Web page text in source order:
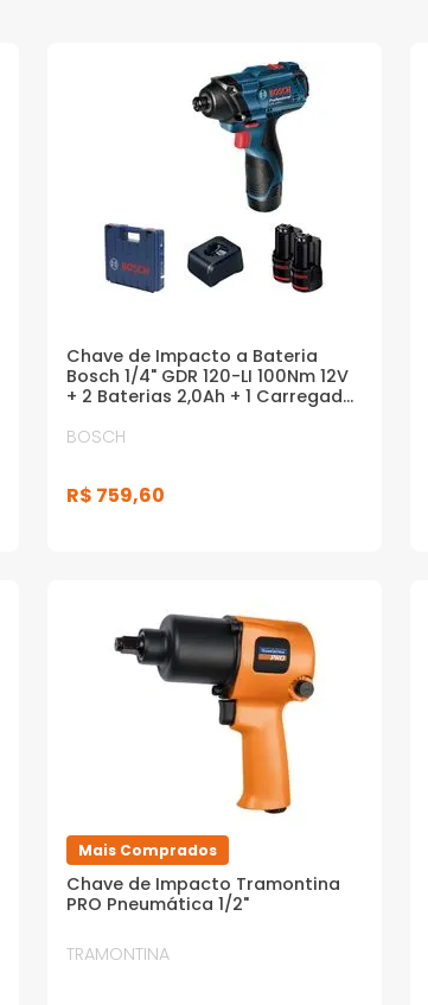
Chave de Impacto a Bateria
Bosch 1/4" GDR 120-LI 100Nm 12V
+ 2 Baterias 2,0Ah + 1 Carregador
BOSCH
R$ 759,60
Mais Comprados
Chave de Impacto Tramontina
PRO Pneumática 1/2"
TRAMONTINA